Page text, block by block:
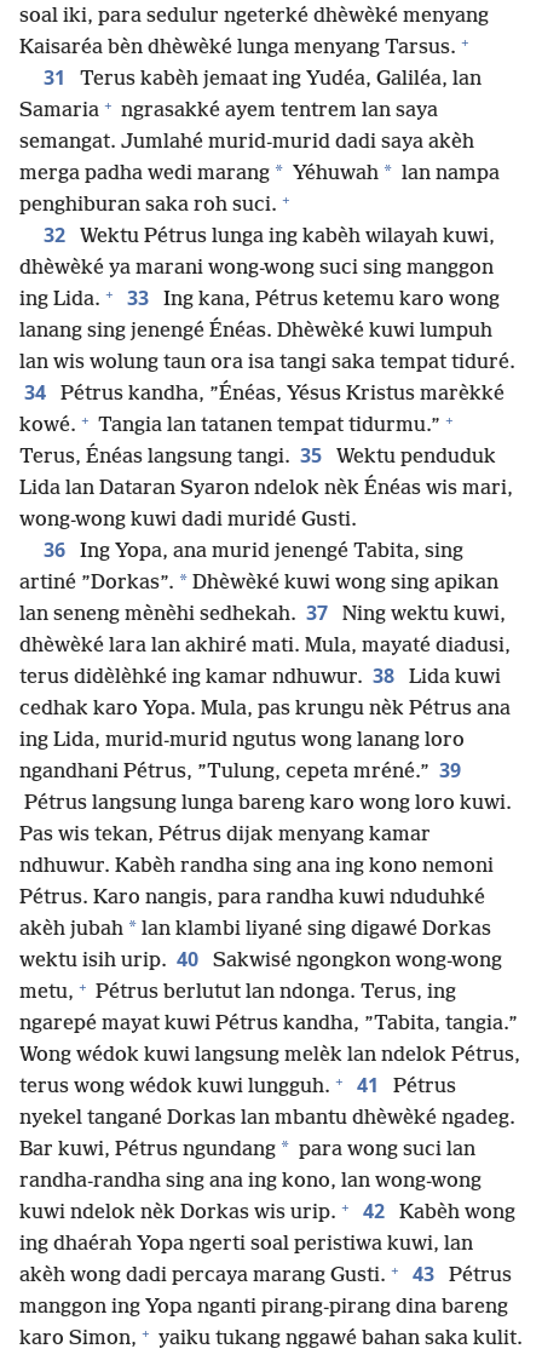
soal iki, para sedulur ngeterké dhèwèké menyang
Kaisaréa bèn dhèwèké lunga menyang Tarsus. +
31
Terus kabèh jemaat ing Yudéa, Galiléa, lan
Samaria + ngrasakké ayem tentrem lan saya
semangat. Jumlahé murid-murid dadi saya akèh
merga padha wedi marang * Yéhuwah * lan nampa
penghiburan saka roh suci. +
32
Wektu Pétrus lunga ing kabèh wilayah kuwi,
dhèwèké ya marani wong-wong suci sing manggon
ing Lida. + 33
Ing kana, Pétrus ketemu karo wong
lanang sing jenengé Énéas. Dhèwèké kuwi lumpuh
lan wis wolung taun ora isa tangi saka tempat tiduré.
34
Pétrus kandha, ”Énéas, Yésus Kristus marèkké
kowé. + Tangia lan tatanen tempat tidurmu.” +
Terus, Énéas langsung tangi. 35
Wektu penduduk
Lida lan Dataran Syaron ndelok nèk Énéas wis mari,
wong-wong kuwi dadi muridé Gusti.
36
Ing Yopa, ana murid jenengé Tabita, sing
artiné ”Dorkas”. * Dhèwèké kuwi wong sing apikan
lan seneng mènèhi sedhekah. 37
Ning wektu kuwi,
dhèwèké lara lan akhiré mati. Mula, mayaté diadusi,
terus didèlèhké ing kamar ndhuwur. 38
Lida kuwi
cedhak karo Yopa. Mula, pas krungu nèk Pétrus ana
ing Lida, murid-murid ngutus wong lanang loro
ngandhani Pétrus, ”Tulung, cepeta mréné.” 39
Pétrus langsung lunga bareng karo wong loro kuwi.
Pas wis tekan, Pétrus dijak menyang kamar
ndhuwur. Kabèh randha sing ana ing kono nemoni
Pétrus. Karo nangis, para randha kuwi nduduhké
akèh jubah * lan klambi liyané sing digawé Dorkas
wektu isih urip. 40
Sakwisé ngongkon wong-wong
metu, + Pétrus berlutut lan ndonga. Terus, ing
ngarepé mayat kuwi Pétrus kandha, ”Tabita, tangia.”
Wong wédok kuwi langsung melèk lan ndelok Pétrus,
terus wong wédok kuwi lungguh. + 41
Pétrus
nyekel tangané Dorkas lan mbantu dhèwèké ngadeg.
Bar kuwi, Pétrus ngundang * para wong suci lan
randha-randha sing ana ing kono, lan wong-wong
kuwi ndelok nèk Dorkas wis urip. + 42
Kabèh wong
ing dhaérah Yopa ngerti soal peristiwa kuwi, lan
akèh wong dadi percaya marang Gusti. + 43
Pétrus
manggon ing Yopa nganti pirang-pirang dina bareng
karo Simon, + yaiku tukang nggawé bahan saka kulit.